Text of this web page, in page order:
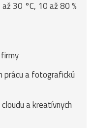
30 °C, 10 až 80 %
prácu a fotografickú
a kreatívnych